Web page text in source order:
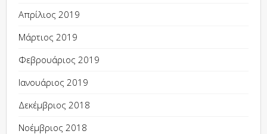
Απρίλιος 2019
Μάρτιος 2019
Φεβρουάριος 2019
Ιανουάριος 2019
Δεκέμβριος 2018
Νοέμβριος 2018